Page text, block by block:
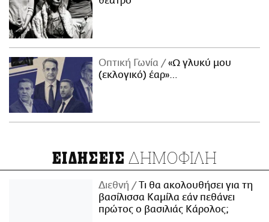
Οπτική Γωνία
«Ω γλυκύ μου
(εκλογικό) έαρ»…
ΕΙΔΗΣΕΙΣ ΔΗΜΟΦΙΛΗ
Διεθνή
Τι θα ακολουθήσει για τη
βασίλισσα Καμίλα εάν πεθάνει
πρώτος ο βασιλιάς Κάρολος;